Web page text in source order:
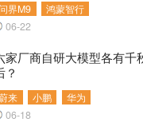
问界M9 鸿蒙智行
06-22
来 小鹏 华为
家厂商自研大模型​各有千
？
06-18